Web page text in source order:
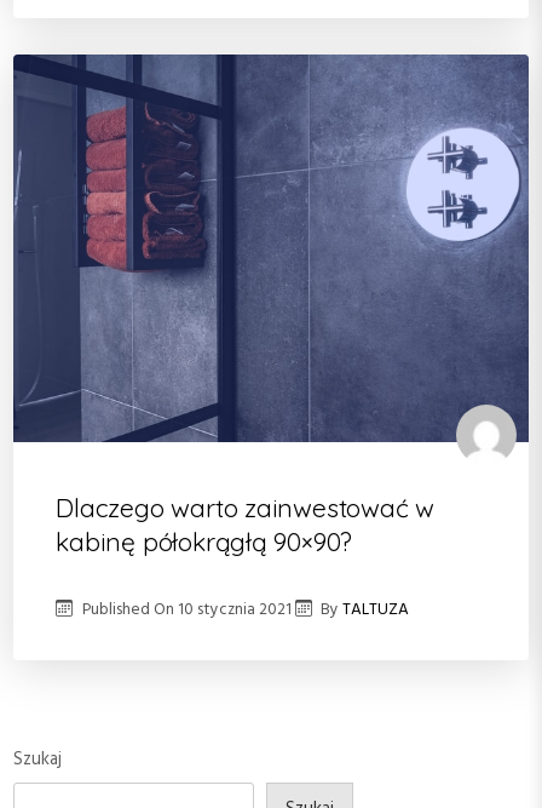
Dlaczego warto zainwestować w
kabinę półokrągłą 90×90?
Published On 10 stycznia 2021 ByTALTUZA
Szukaj